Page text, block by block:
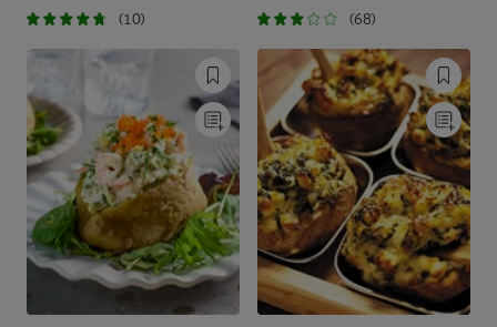
(10) (68)